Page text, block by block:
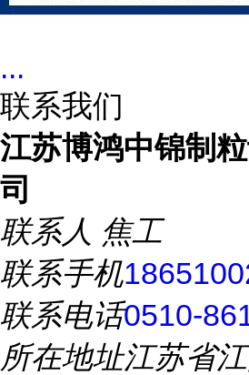
...
联系我们
江苏博鸿中锦制
司
联系人 焦工
联系手机
联系电话0510-
所在地址江苏省